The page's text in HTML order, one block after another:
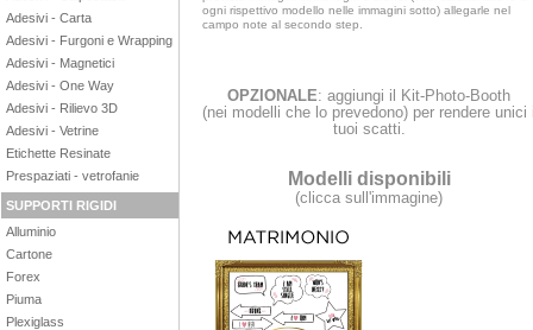
Adesivi - Carta
Adesivi - Furgoni e Wrapping
Adesivi - Magnetici
Adesivi - One Way
Adesivi - Rilievo 3D
Adesivi - Vetrine
Etichette Resinate
Prespaziati - vetrofanie
SUPPORTI RIGIDI
Alluminio
Cartone
Forex
Piuma
Plexiglass
ogni rispettivo modello nelle immagini sotto) allegarle nel
campo note al secondo step.
OPZIONALE: aggiungi il Kit-Photo-Booth
(nei modelli che lo prevedono) per rendere unici
tuoi scatti.
Modelli disponibili
(clicca sull'immagine)